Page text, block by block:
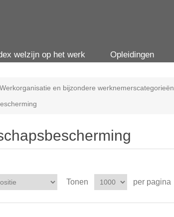
welzijn op het werk Opleidingen
en bijzondere werknemerscategorieën
Tonen per pagina